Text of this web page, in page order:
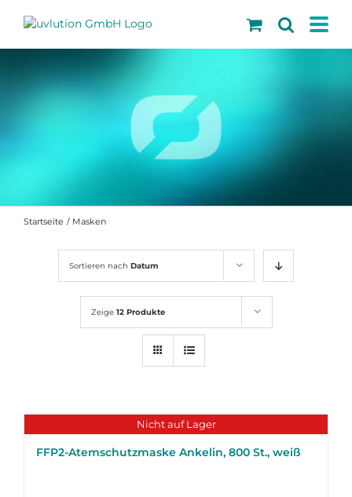
Startseite Masken
Sortieren nach Datum
Zeige 12 Produkte
Nicht auf Lager
FFP2-Atemschutzmaske Ankelin, 800 St., weiß